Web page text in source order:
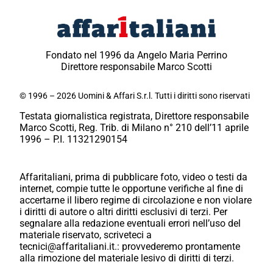
Fondato nel 1996 da Angelo Maria Perrino
Direttore responsabile Marco Scotti
© 1996 – 2026 Uomini & Affari S.r.l. Tutti i diritti sono riservati
Testata giornalistica registrata, Direttore responsabile
Marco Scotti, Reg. Trib. di Milano n° 210 dell’11 aprile
1996 – P.I. 11321290154
Affaritaliani, prima di pubblicare foto, video o testi da
internet, compie tutte le opportune verifiche al fine di
accertarne il libero regime di circolazione e non violare
i diritti di autore o altri diritti esclusivi di terzi. Per
segnalare alla redazione eventuali errori nell’uso del
materiale riservato, scriveteci a
tecnici@affaritaliani.it.: provvederemo prontamente
alla rimozione del materiale lesivo di diritti di terzi.